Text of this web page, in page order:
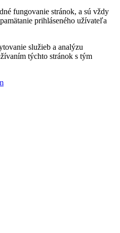
fungovanie stránok, a sú vždy
prihláseného užívateľa
služieb a analýzu
týchto stránok s tým